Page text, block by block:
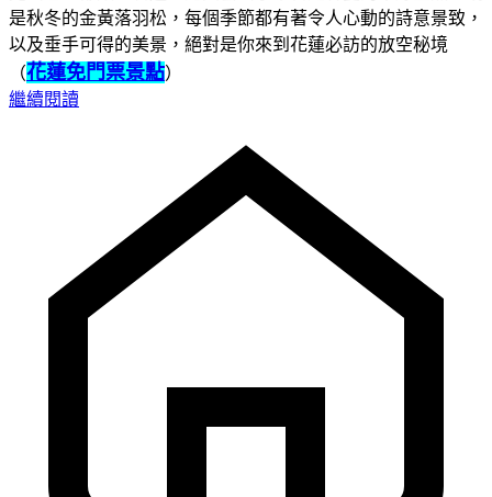
是秋冬的金黃落羽松，每個季節都有著令人心動的詩意景致，
以及垂手可得的美景，絕對是你來到花蓮必訪的放空秘境
（花蓮免門票景點）
繼續閱讀